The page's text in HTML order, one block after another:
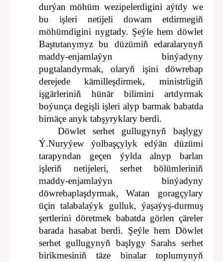
durýan möhüm wezipelerdigini aýtdy we
bu işleri netijeli dowam etdirmegiň
möhümdigini nygtady. Şeýle hem döwlet
Baştutanymyz bu düzümiň edaralarynyň
maddy-enjamlaýyn binýadyny
pugtalandyrmak, olaryň işini döwrebap
derejede kämilleşdirmek, ministrligiň
işgärleriniň hünär bilimini artdyrmak
boýunça degişli işleri alyp barmak babatda
birnäçe anyk tabşyryklary berdi.
Döwlet serhet gullugynyň başlygy
Ý.Nuryýew ýolbaşçylyk edýän düzümi
tarapyndan geçen ýylda alnyp barlan
işleriň netijeleri, serhet bölümleriniň
maddy-enjamlaýyn binýadyny
döwrebaplaşdyrmak, Watan goragçylary
üçin talabalaýyk gulluk, ýaşaýyş-durmuş
şertlerini döretmek babatda görlen çäreler
barada hasabat berdi. Şeýle hem Döwlet
serhet gullugynyň başlygy Sarahs serhet
birikmesiniň täze binalar toplumynyň